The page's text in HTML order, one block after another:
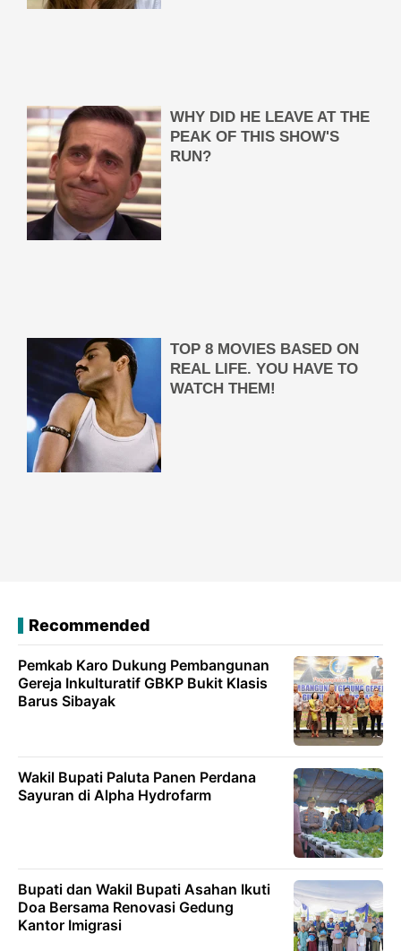
Recommended
Pemkab Karo Dukung Pembangunan
Gereja Inkulturatif GBKP Bukit Klasis
Barus Sibayak
Wakil Bupati Paluta Panen Perdana
Sayuran di Alpha Hydrofarm
Bupati dan Wakil Bupati Asahan Ikuti
Doa Bersama Renovasi Gedung
Kantor Imigrasi